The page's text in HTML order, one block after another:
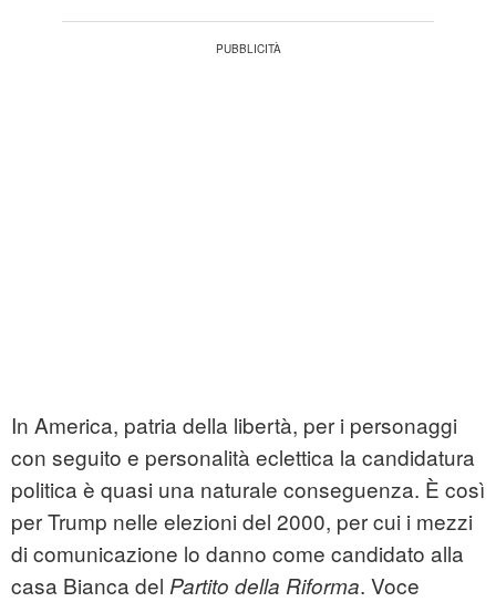
In America, patria della libertà, per i personaggi
con seguito e personalità eclettica la candidatura
politica è quasi una naturale conseguenza. È così
per Trump nelle elezioni del 2000, per cui i mezzi
di comunicazione lo danno come candidato alla
casa Bianca del Partito della Riforma. Voce